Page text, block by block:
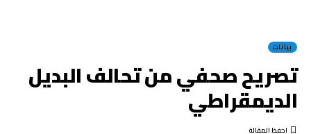
بيانات
تصريح صحفي من تحالف البديل
الديمقراطي